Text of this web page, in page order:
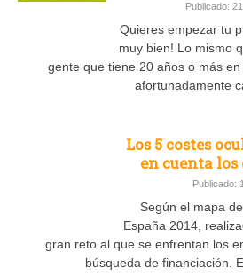
Publicado:
Quieres empezar tu
muy bien! Lo mismo
gente que tiene 20 años o más en
afortunadamente
Los 5 costes
en cuenta
Publicado:
Según el mapa
España 2014,
gran reto al que se enfrentan los
búsqueda de financiación.